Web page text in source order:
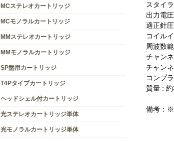
MCステレオカートリッジ
MCモノラルカートリッジ
MMステレオカートリッジ
MMモノラルカートリッジ
SP盤用カートリッジ
T4Pタイプカートリッジ
ヘッドシェル付カートリッジ
光ステレオカートリッジ単体
光モノラルカートリッジ単体
スタイ
出力電
適正針
コイル
周波数
チャン
チャン
コンプ
質量 :
備考：※